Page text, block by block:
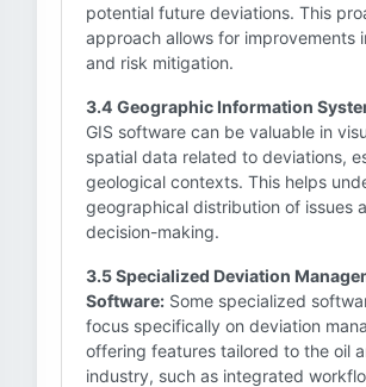
potential future deviations. This
approach allows for improvements
and risk mitigation.
3.4 Geographic Information
GIS software can be valuable in
spatial data related to deviations,
geological contexts. This helps
geographical distribution of issues
decision-making.
3.5 Specialized Deviation
Software: Some specialized
focus specifically on deviation
offering features tailored to the oil
industry, such as integrated